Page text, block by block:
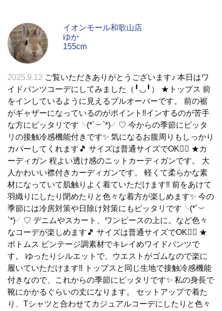
イオンモール和歌山店
ゆか
155cm
2025.9.12 ご覧いただきありがとうございます♪ 本日はワ
イドパンツコーデにしてみました（╹◡╹） ★トップス 前
をインしているように見えるプルオーバーです。 前の裾
がギャザーになっているのがポイント‼️インするのが苦手
な方にピッタリです╰(*´︶`*)╯♡ 今からの季節にピッタ
リの接触冷感機能付きです✨ 気になるお腹周りもしっかり
カバーしてくれます🎵 サイズは普通サイズでOK🙆‍♀️ ★カ
ーディガン 程よい透け感のニットカーディガンです。 大
人かわいい襟付きカーディガンです。 軽くて柔らかな素
材になっていて肌触りよく着ていただけます‼️ 前をあけて
羽織りにしたり閉めたりと色々な着方が楽しめます✨ 今の
季節には冷房対策や日除け対策にもピッタリです╰(*´︶
`*)╯♡ デニムやスカート、ワンピースの上に。など色々
なコーデが楽しめます🎵 サイズは普通サイズでOK🙆‍♀️ ★
ボトムス ビンテージ調素材でキレイめワイドパンツで
す。 ゆったりシルエットで、ウエストがゴムなので楽に
履いていただけます‼️ トップスと同じ生地で接触冷感機能
付きなので、これからの季節にピッタリです✨ 私の身長で
靴にかかるぐらいの丈になります。 セットアップで着た
り、Tシャツと合わせてカジュアルコーデにしたりと色々